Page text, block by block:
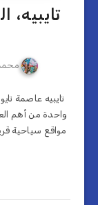
واحدة من أهم
مواقع سياحية